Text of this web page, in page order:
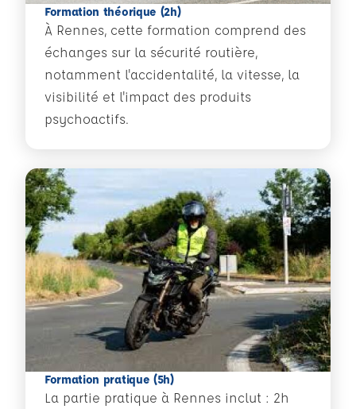
Formation théorique (2h)
À Rennes, cette formation comprend des
échanges sur la sécurité routière,
notamment l'accidentalité, la vitesse, la
visibilité et l'impact des produits
psychoactifs.
Formation pratique (5h)
La partie pratique à Rennes inclut : 2h